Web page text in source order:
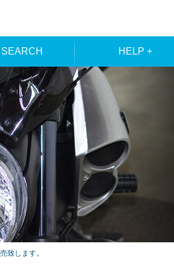
SEARCH
SEARCH
SEARCH
HELP +
致します。